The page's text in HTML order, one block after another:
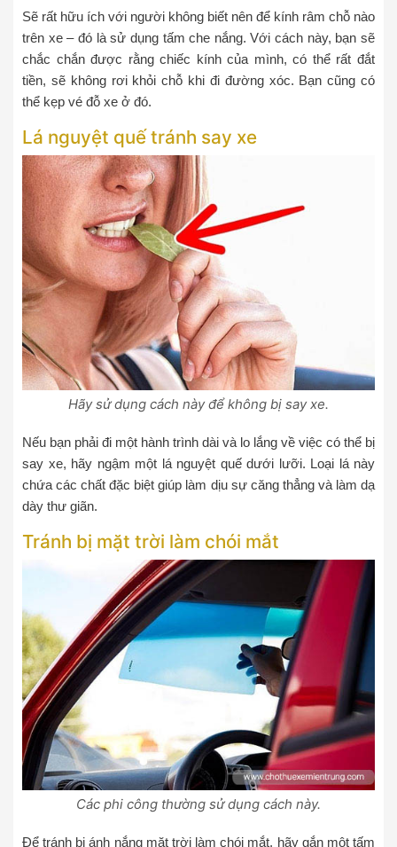
Sẽ rất hữu ích với người không biết nên để kính râm chỗ nào
trên xe – đó là sử dụng tấm che nắng. Với cách này, bạn sẽ
chắc chắn được rằng chiếc kính của mình, có thể rất đắt
tiền, sẽ không rơi khỏi chỗ khi đi đường xóc. Bạn cũng có
thể kẹp vé đỗ xe ở đó.
Lá nguyệt quế tránh say xe
Hãy sử dụng cách này để không bị say xe.
Nếu bạn phải đi một hành trình dài và lo lắng về việc có thể bị
say xe, hãy ngậm một lá nguyệt quế dưới lưỡi. Loại lá này
chứa các chất đặc biệt giúp làm dịu sự căng thẳng và làm dạ
dày thư giãn.
Tránh bị mặt trời làm chói mắt
Các phi công thường sử dụng cách này.
Để tránh bị ánh nắng mặt trời làm chói mắt, hãy gắn một tấm